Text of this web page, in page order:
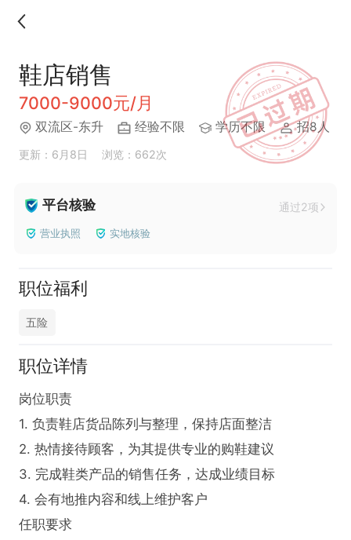
鞋店销售
7000-9000元/月
双流区-东升 经验不限 学历不限 招8人
更新：6月8日 浏览：662次
平台核验 通过2项
营业执照 实地核验
职位福利
五险
职位详情
岗位职责
1. 负责鞋店货品陈列与整理，保持店面整洁
2. 热情接待顾客，为其提供专业的购鞋建议
3. 完成鞋类产品的销售任务，达成业绩目标
4. 会有地推内容和线上维护客户
任职要求